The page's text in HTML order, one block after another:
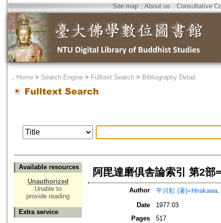
Site map．About us ． Consultative
． Home > Search Engine > Fulltext Search > Bibliography Detail
Available resources
Unauthorized
Unable to
provide reading
Extra service
阿毘達磨倶舎論索引 第2
Author
平川彰 (著
Date
1977.03
Pages
517